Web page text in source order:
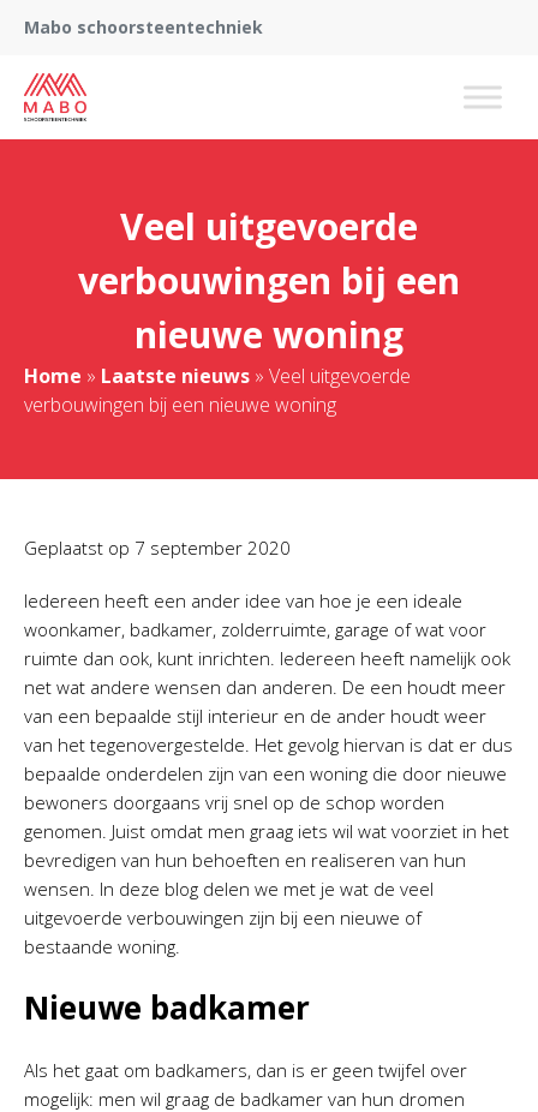
Mabo schoorsteentechniek
Veel uitgevoerde
verbouwingen bij een
nieuwe woning
Home » Laatste nieuws » Veel uitgevoerde
verbouwingen bij een nieuwe woning
Geplaatst op 7 september 2020
Iedereen heeft een ander idee van hoe je een ideale
woonkamer, badkamer, zolderruimte, garage of wat voor
ruimte dan ook, kunt inrichten. Iedereen heeft namelijk ook
net wat andere wensen dan anderen. De een houdt meer
van een bepaalde stijl interieur en de ander houdt weer
van het tegenovergestelde. Het gevolg hiervan is dat er dus
bepaalde onderdelen zijn van een woning die door nieuwe
bewoners doorgaans vrij snel op de schop worden
genomen. Juist omdat men graag iets wil wat voorziet in het
bevredigen van hun behoeften en realiseren van hun
wensen. In deze blog delen we met je wat de veel
uitgevoerde verbouwingen zijn bij een nieuwe of
bestaande woning.
Nieuwe badkamer
Als het gaat om badkamers, dan is er geen twijfel over
mogelijk: men wil graag de badkamer van hun dromen